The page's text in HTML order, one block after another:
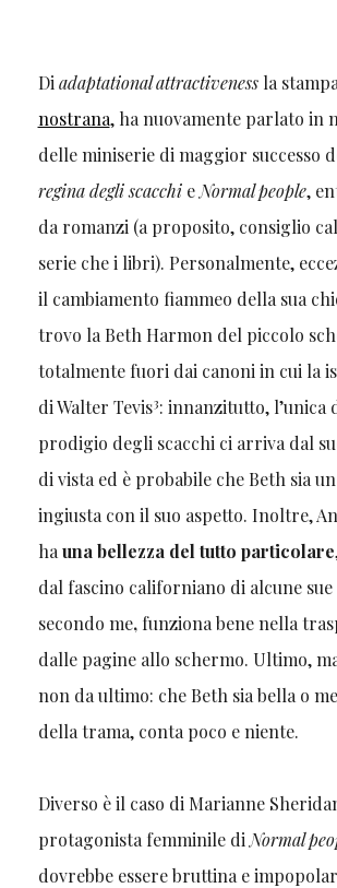
Diadaptational attractivenessla
nostrana, ha nuovamente parlato in
delle miniserie di maggior successo
regina degli scacchieNormal people,
da romanzi (a proposito, consiglio
serie che i libri). Personalmente,
il cambiamento fiammeo della sua
trovo la Beth Harmon del piccolo
totalmente fuori dai canoni in cui la
di Walter Tevis3: innanzitutto, l’unica
prodigio degli scacchi ci arriva dal
di vista ed è probabile che Beth sia
ingiusta con il suo aspetto. Inoltre,
hauna bellezza del tutto particolare
dal fascino californiano di alcune
secondo me,funziona bene nella
dalle pagine allo schermo. Ultimo,
non da ultimo: che Beth sia bella o
della trama, conta poco e niente.
Diverso è il caso di Marianne
protagonista femminile diNormal
dovrebbe essere bruttina e